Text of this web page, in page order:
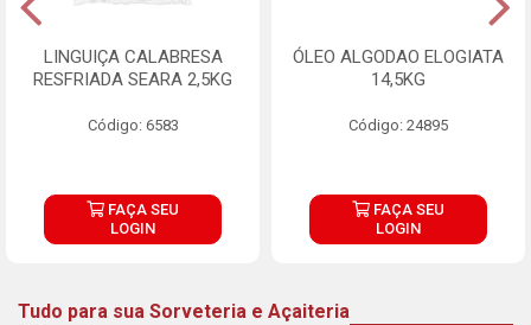
LINGUIÇA CALABRESA
RESFRIADA SEARA 2,5KG
Código: 6583
FAÇA SEU
LOGIN
ÓLEO ALGODAO ELOGIATA
14,5KG
Código: 24895
FAÇA SEU
LOGIN
Tudo para sua Sorveteria e Açaiteria